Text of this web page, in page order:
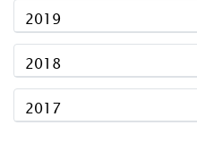
2019
2018
2017